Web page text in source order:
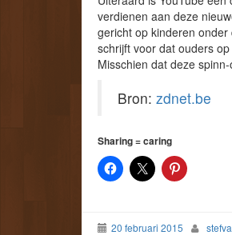
verdienen aan deze
gericht op kinderen
schrijft voor dat ouders
Misschien dat deze
Bron: zdnet.be
Sharing = caring
20 februari 2015